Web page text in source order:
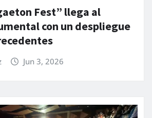
Fest” llega al
con un despliegue
Jun 3, 2026